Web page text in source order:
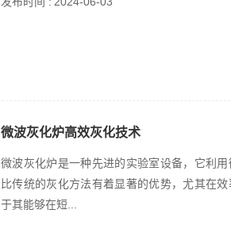
微波灰化炉高效灰化技术
微波灰化炉是一种先进的实验室设备，它利
比传统的灰化方法有着显著的优势，尤其在
于其能够在短...